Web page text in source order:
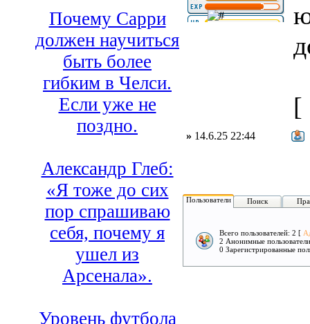
Почему Сарри
должен научиться
быть более
гибким в Челси.
Если уже не
поздно.
Александр Глеб:
«Я тоже до сих
пор спрашиваю
себя, почему я
ушел из
Арсенала».
Уровень футбола
[
» 14.6.25 22:44
Пользователи Поиск
Всего пользователей: 2 [
2 Анонимные пользователи
0 Зарегистрированные